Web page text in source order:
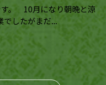
。 10月になり朝晩と涼
したがまだ...